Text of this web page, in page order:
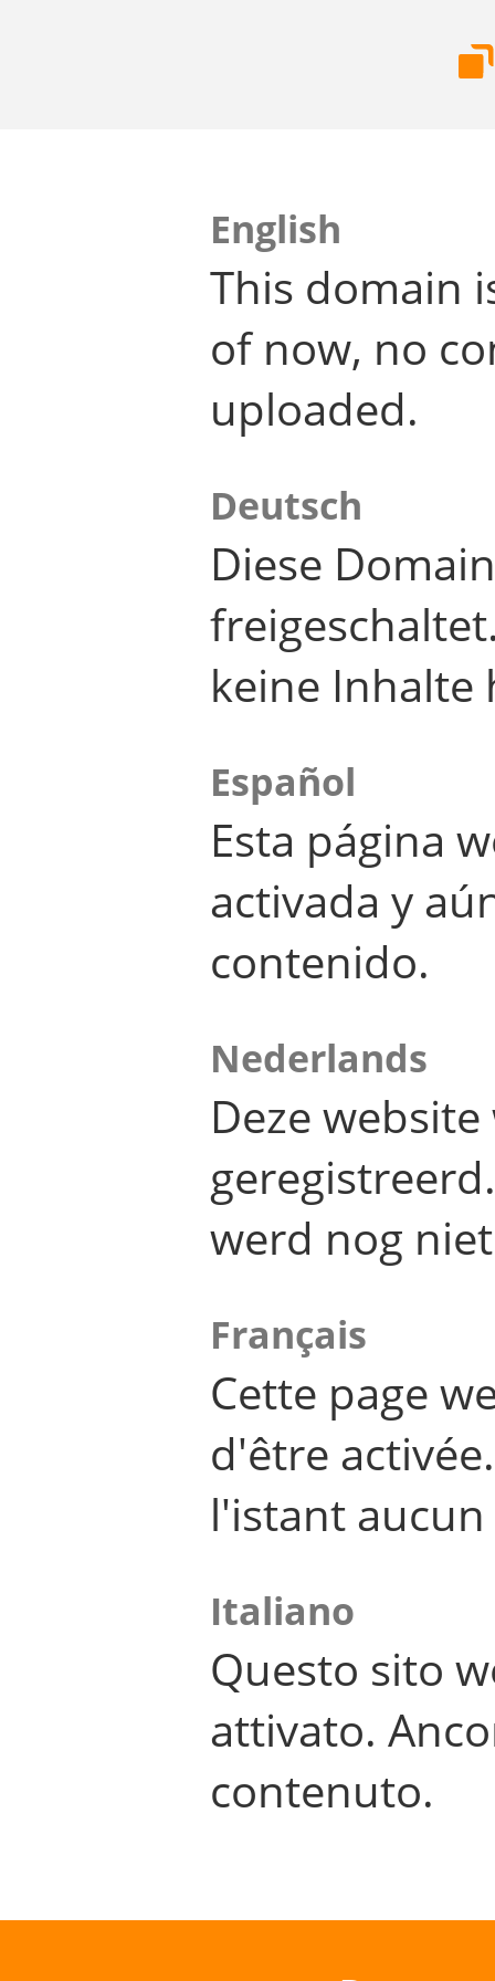
English
This domain
of now, no
uploaded.
Deutsch
Diese
keine Inhalte
Español
Esta página
activada y
contenido.
Nederlands
Deze
werd nog
Français
Cette page
d'être
l'istant
Italiano
Questo sito
attivato.
contenuto.